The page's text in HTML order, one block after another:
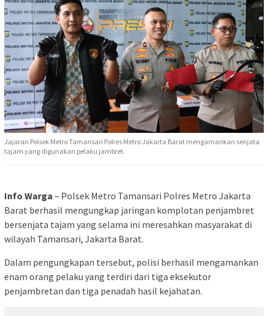
Jajaran Polsek Metro Tamansari Polres Metro Jakarta Barat mengamankan senjata
tajam yang digunakan pelaku jambret.
Info Warga – Polsek Metro Tamansari Polres Metro Jakarta
Barat berhasil mengungkap jaringan komplotan penjambret
bersenjata tajam yang selama ini meresahkan masyarakat di
wilayah Tamansari, Jakarta Barat.
Dalam pengungkapan tersebut, polisi berhasil mengamankan
enam orang pelaku yang terdiri dari tiga eksekutor
penjambretan dan tiga penadah hasil kejahatan.